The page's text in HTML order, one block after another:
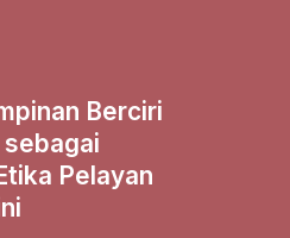
Berciri
Pelayan